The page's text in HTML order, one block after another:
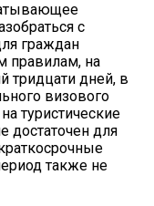
с
граждан
правилам, на
тридцати дней, в
визового
туристические
достаточен для
также не